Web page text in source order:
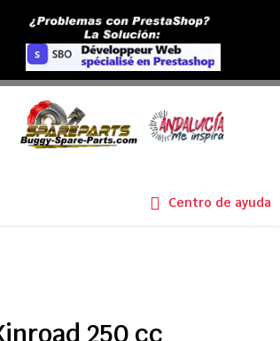
Centro de ayuda
250 cc